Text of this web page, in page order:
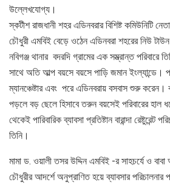
উল্লেখযোগ্য।
স্কটীশ রাজধানী শহর এডিনবরার বিশিষ্ট কমিউনিটি
চৌধুরী এমবিই বেড়ে ওঠেন এডিনবরা শহরের নিউ
নবিগঞ্জ থানার বদরদি গ্রামের এক সম্ভ্রান্ত পরিবারে
সাথে অতি আল্প বয়সে বয়সে পাড়ি জমান ইংল্যান্ডে।
ম্যানঞ্চেষ্টার এবং পরে এডিনবরায় বসবাস শুরু করেন।
পড়লে বড় ছেলে হিসাবে তরুন বয়সেই পরিবারের
থেকেই পারিবারিক ব্যাবসা প্রতিষ্টান বারান্দা
তিনি।
মামা ড. ওয়ালী তসর উদ্দিন এমবিই -র সাহচর্যে ও
চৌধুরীর আদর্শে অনুপ্রাণিত হয়ে ব্যাবসার পরিচালনার